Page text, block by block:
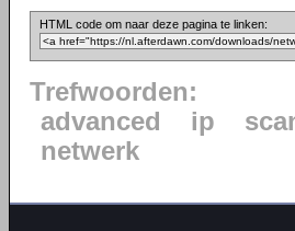
HTML code om naar deze pagina te linken:
Trefwoorden:
advanced
ip
netwerk